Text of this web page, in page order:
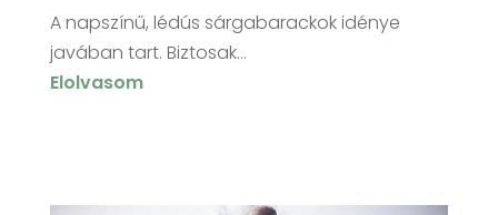
A napszínű, lédús sárgabarackok idénye
javában tart. Biztosak...
Elolvasom